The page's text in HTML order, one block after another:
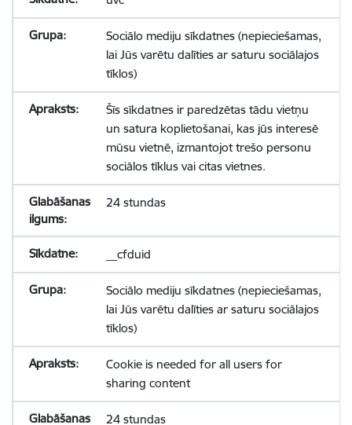
Sociālo mediju sīkdatnes (nepieciešamas,
lai Jūs varētu dalīties ar saturu sociālajos
tīklos)
Šīs sīkdatnes ir paredzētas tādu vietņu
un satura koplietošanai, kas jūs interesē
mūsu vietnē, izmantojot trešo personu
sociālos tīklus vai citas vietnes.
24 stundas
__cfduid
Sociālo mediju sīkdatnes (nepieciešamas,
lai Jūs varētu dalīties ar saturu sociālajos
tīklos)
Cookie is needed for all users for
sharing content
24 stundas